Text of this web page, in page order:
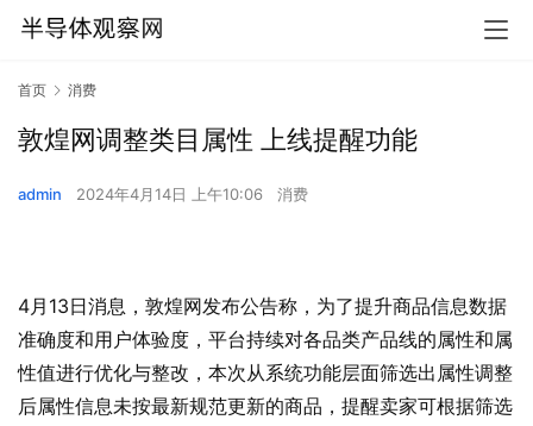
首页 消费
敦煌网调整类目属性 上线提醒功能
admin 2024年4月14日 上午10:06 消费
4月13日消息，敦煌网发布公告称，为了提升商品信息数据
准确度和用户体验度，平台持续对各品类产品线的属性和属
性值进行优化与整改，本次从系统功能层面筛选出属性调整
后属性信息未按最新规范更新的商品，提醒卖家可根据筛选